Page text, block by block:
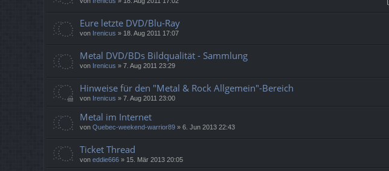
Eure letzte DVD/Blu-Ray
von Irenicus » 18. Aug 2011 17:07
Metal DVD/BDs Bildqualität - Sammlung
von Irenicus » 7. Aug 2011 23:29
Hinweise für den "Metal & Rock Allgemein"-Bereich
von Irenicus » 7. Aug 2011 23:00
Metal im Internet
von Quebec-weekend-warrior89 » 6. Jun 2013 22:43
Ticket Thread
von eddie666 » 15. Mär 2013 20:05